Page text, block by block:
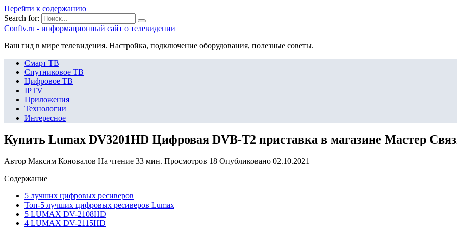
Перейти к содержанию
Search for:
Сonftv.ru - информационный сайт о телевидении
Ваш гид в мире телевидения. Настройка, подключение оборудования, полезные советы.
Смарт ТВ
Спутниковое ТВ
Цифровое ТВ
IPTV
Приложения
Технологии
Интересное
Купить Lumax DV3201HD Цифровая DVB-T2 приставка в магазине Мастер
Автор Максим Коновалов На чтение 33 мин. Просмотров 18 Опубликовано 02.10.2021
Содержание
5 лучших цифровых ресиверов
Топ-5 лучших цифровых ресиверов Lumax
5 LUMAX DV-2108HD
4 LUMAX DV-2115HD